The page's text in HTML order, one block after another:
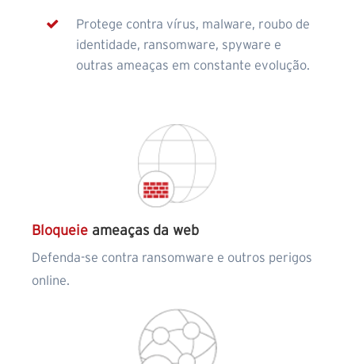
Protege contra vírus, malware, roubo de
identidade, ransomware, spyware e
outras ameaças em constante evolução.
Bloqueie ameaças da web
Defenda-se contra ransomware e outros perigos
online.